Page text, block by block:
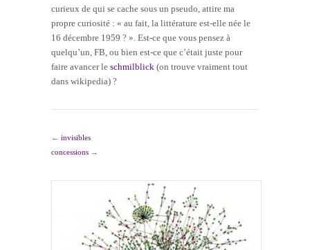
curieux de qui se cache sous un pseudo, attire ma
propre curiosité : « au fait, la littérature est-elle née le
16 décembre 1959 ? ». Est-ce que vous pensez à
quelqu’un, FB, ou bien est-ce que c’était juste pour
faire avancer le schmilblick (on trouve vraiment tout
dans wikipedia) ?
← invisibles
concessions →